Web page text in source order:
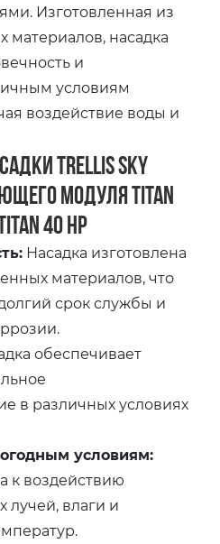
Изготовленная из
материалов, насадка
и
условиям
воздействие воды и
Trellis Sky
модуля Titan
40 HP
Насадка изготовлена
материалов, что
срок службы и
обеспечивает
в различных условиях
условиям:
к воздействию
лучей, влаги и